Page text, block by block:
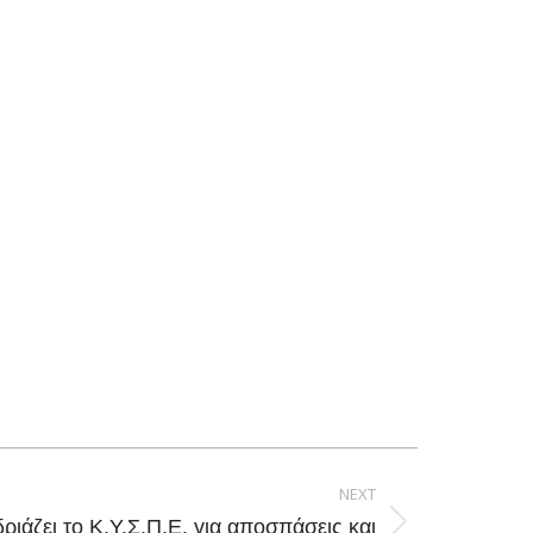
NEXT
το Κ.Υ.Σ.Π.Ε. για αποσπάσεις και